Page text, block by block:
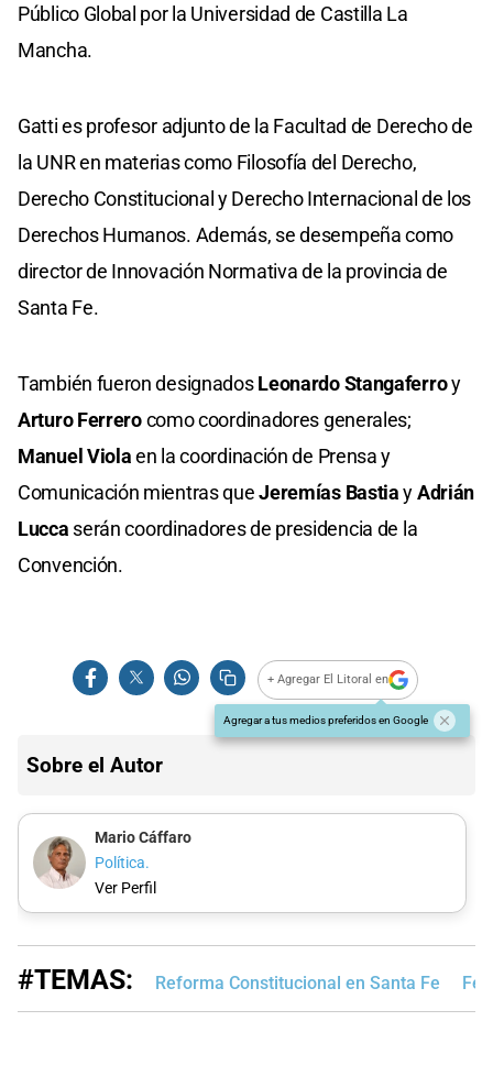
Público Global por la Universidad de Castilla La
Mancha.
Gatti es profesor adjunto de la Facultad de Derecho de
la UNR en materias como Filosofía del Derecho,
Derecho Constitucional y Derecho Internacional de los
Derechos Humanos. Además, se desempeña como
director de Innovación Normativa de la provincia de
Santa Fe.
También fueron designadosLeonardo Stangaferroy
Arturo Ferrerocomo coordinadores generales;
Manuel Violaen la coordinación de Prensa y
Comunicación mientras queJeremías BastiayAdrián
Lucca serán coordinadores de presidencia de la
Convención.
+ Agregar El Litoral en
Agregar a tus medios preferidos en Google
Sobre el Autor
Mario Cáffaro
Política.
Ver Perfil
#TEMAS: Reforma Constitucional en Santa Fe